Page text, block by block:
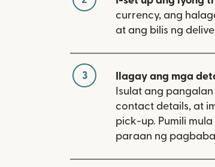
currency, ang
at ang bilis ng
3
Ilagay ang mga
Isulat ang
contact details, at
pick-up. Pumili
paraan ng